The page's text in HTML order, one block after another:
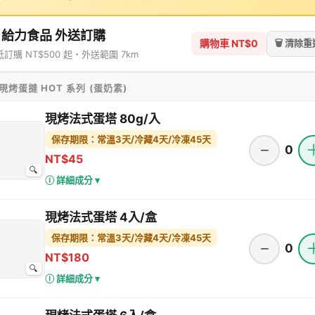
力食品 外送訂購
訂購 NT$500 起・外送範圍 7km
購物車 NT$0 🗑️ 清除重
烤蛋撻 HOT 系列 (蛋奶素)
🔍
現烤法式蛋塔 80g/入
保存期限：常溫3天/冷藏4天/冷凍45天
NT$45
ⓘ 詳細成分 ▾
− 0
🔍
現烤法式蛋塔 4入/盒
保存期限：常溫3天/冷藏4天/冷凍45天
NT$180
ⓘ 詳細成分 ▾
− 0